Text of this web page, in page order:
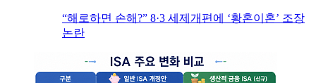
“해로하면 손해?” 8·3 세제개편에 ‘황혼이혼’ 조장
논란